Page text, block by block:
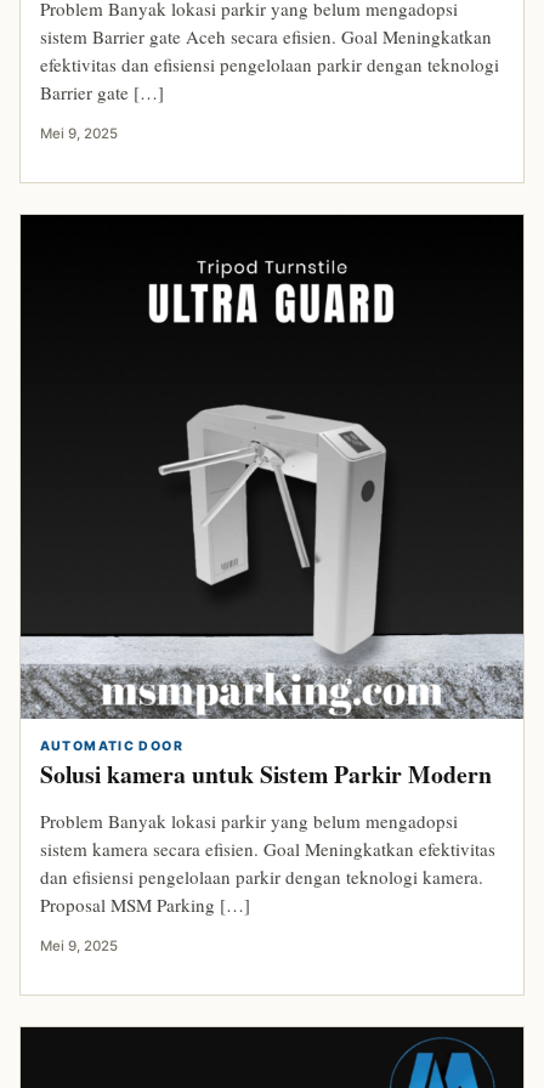
Problem Banyak lokasi parkir yang belum mengadopsi
sistem Barrier gate Aceh secara efisien. Goal Meningkatkan
efektivitas dan efisiensi pengelolaan parkir dengan teknologi
Barrier gate […]
Mei 9, 2025
AUTOMATIC DOOR
Solusi kamera untuk Sistem Parkir Modern
Problem Banyak lokasi parkir yang belum mengadopsi
sistem kamera secara efisien. Goal Meningkatkan efektivitas
dan efisiensi pengelolaan parkir dengan teknologi kamera.
Proposal MSM Parking […]
Mei 9, 2025